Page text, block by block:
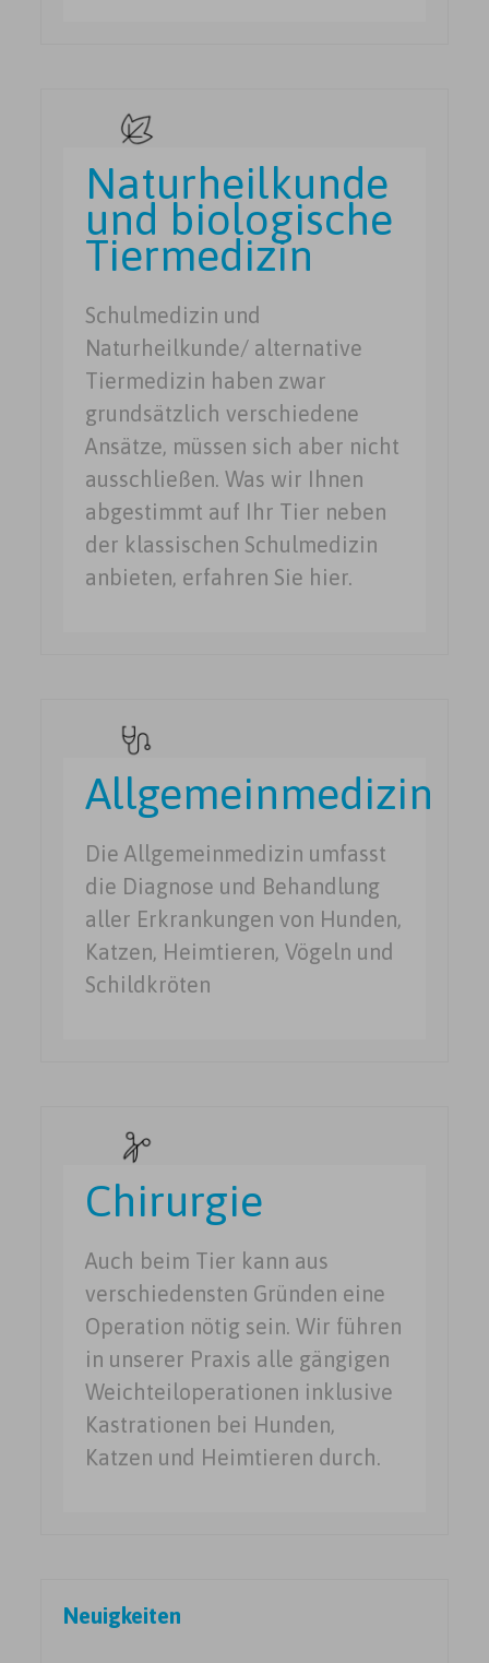
Naturheilkunde
und biologische
Tiermedizin
Schulmedizin und
Naturheilkunde/ alternative
Tiermedizin haben zwar
grundsätzlich verschiedene
Ansätze, müssen sich aber nicht
ausschließen. Was wir Ihnen
abgestimmt auf Ihr Tier neben
der klassischen Schulmedizin
anbieten, erfahren Sie hier.
Allgemeinmedizin
Die Allgemeinmedizin umfasst
die Diagnose und Behandlung
aller Erkrankungen von Hunden,
Katzen, Heimtieren, Vögeln und
Schildkröten
Chirurgie
Auch beim Tier kann aus
verschiedensten Gründen eine
Operation nötig sein. Wir führen
in unserer Praxis alle gängigen
Weichteiloperationen inklusive
Kastrationen bei Hunden,
Katzen und Heimtieren durch.
derNeuigkeiten